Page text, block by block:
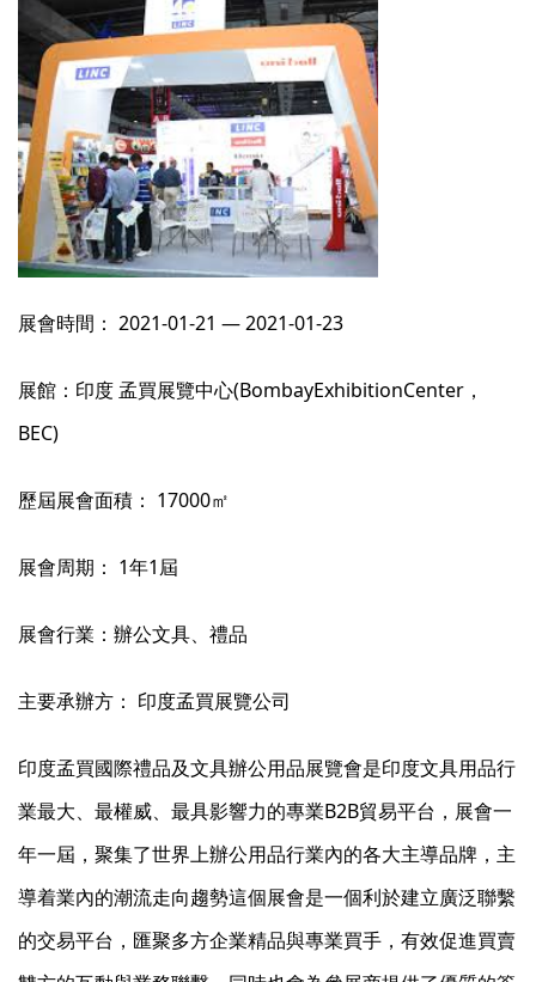
展會時間： 2021-01-21 — 2021-01-23
展館：印度 孟買展覽中心(BombayExhibitionCenter，
BEC)
歷屆展會面積： 17000㎡
展會周期： 1年1屆
展會行業：辦公文具、禮品
主要承辦方： 印度孟買展覽公司
印度孟買國際禮品及文具辦公用品展覽會是印度文具用品行
業最大、最權威、最具影響力的專業B2B貿易平台，展會一
年一屆，聚集了世界上辦公用品行業內的各大主導品牌，主
導着業內的潮流走向趨勢這個展會是一個利於建立廣泛聯繫
的交易平台，匯聚多方企業精品與專業買手，有效促進買賣